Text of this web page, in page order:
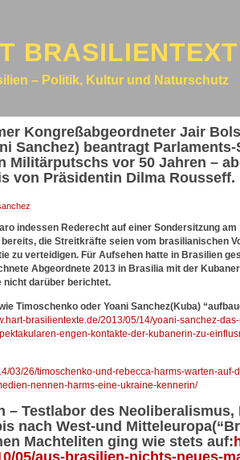
– Politik, Kultur und Naturschutz
Kongreßabgeordneter Jair
Sanchez) beantragt
Militärputschs vor 50 Jahren –
von Präsidentin Dilma
indessen Rederecht auf einer Sondersitzung
die Streitkräfte seien vom brasilianischen
zu verteidigen. Für Aufsehen hatte in Brasilien
Abgeordnete 2013 in Brasilia mit der
nicht darüber berichtet.
Timoschenko oder Yoani Sanchez(Kuba)
brasilientexte.de/2013/05/14/yoani-sanchez-
engen-kontakte-der-kubanerin-zu-
03/26/timoschenko-und-rebecca-harms-warten-
nennen-harms-eine-ukraine-kennerin/
– Testlabor des
nach West-und
Machteliten ging wie stets auf:
05/aus-brasilien-nichts-neues-